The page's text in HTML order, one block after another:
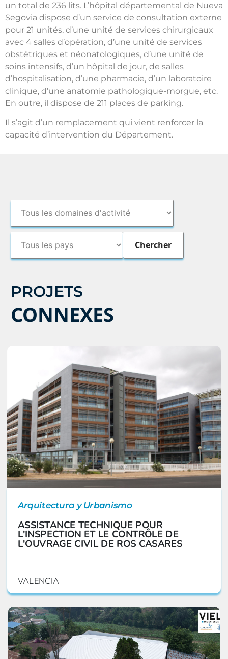
un total de 236 lits. L’hôpital départemental de Nueva
Segovia dispose d’un service de consultation externe
pour 21 unités, d’une unité de services chirurgicaux
avec 4 salles d’opération, d’une unité de services
obstétriques et néonatologiques, d’une unité de
soins intensifs, d’un hôpital de jour, de salles
d’hospitalisation, d’une pharmacie, d’un laboratoire
clinique, d’une anatomie pathologique-morgue, etc.
En outre, il dispose de 211 places de parking.
Il s’agit d’un remplacement qui vient renforcer la
capacité d’intervention du Département.
PROJETS
CONNEXES
Arquitectura y Urbanismo
ASSISTANCE TECHNIQUE POUR
L'INSPECTION ET LE CONTRÔLE DE
L'OUVRAGE CIVIL DE ROS CASARES
VALENCIA